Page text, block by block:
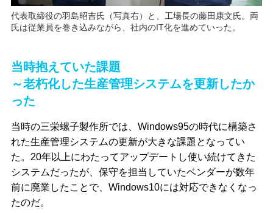
代表取締役の羽島昭吉氏（写真右）と、工場長の藤田康文氏。両
氏は従業員を巻き込みながら、社内のIT化を進めていった。
当時抱えていた課題
～老朽化した生産管理システムを更新したか
った
当時の三栄螺子製作所では、Windows95の時代に構築さ
れた生産管理システムの更新が大きな課題となってい
た。20年以上にわたってアップデートし使い続けてきた
システムだったが、保守を担当していたベンダーが数年
前に廃業したことで、Windows10には対応できなくなっ
たのだ。